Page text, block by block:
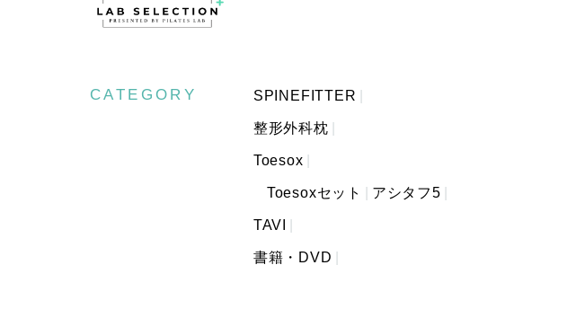
CATEGORY SPINEFITTER
整形外科枕
Toesox
Toesoxセット アシタフ5
TAVI
書籍・DVD